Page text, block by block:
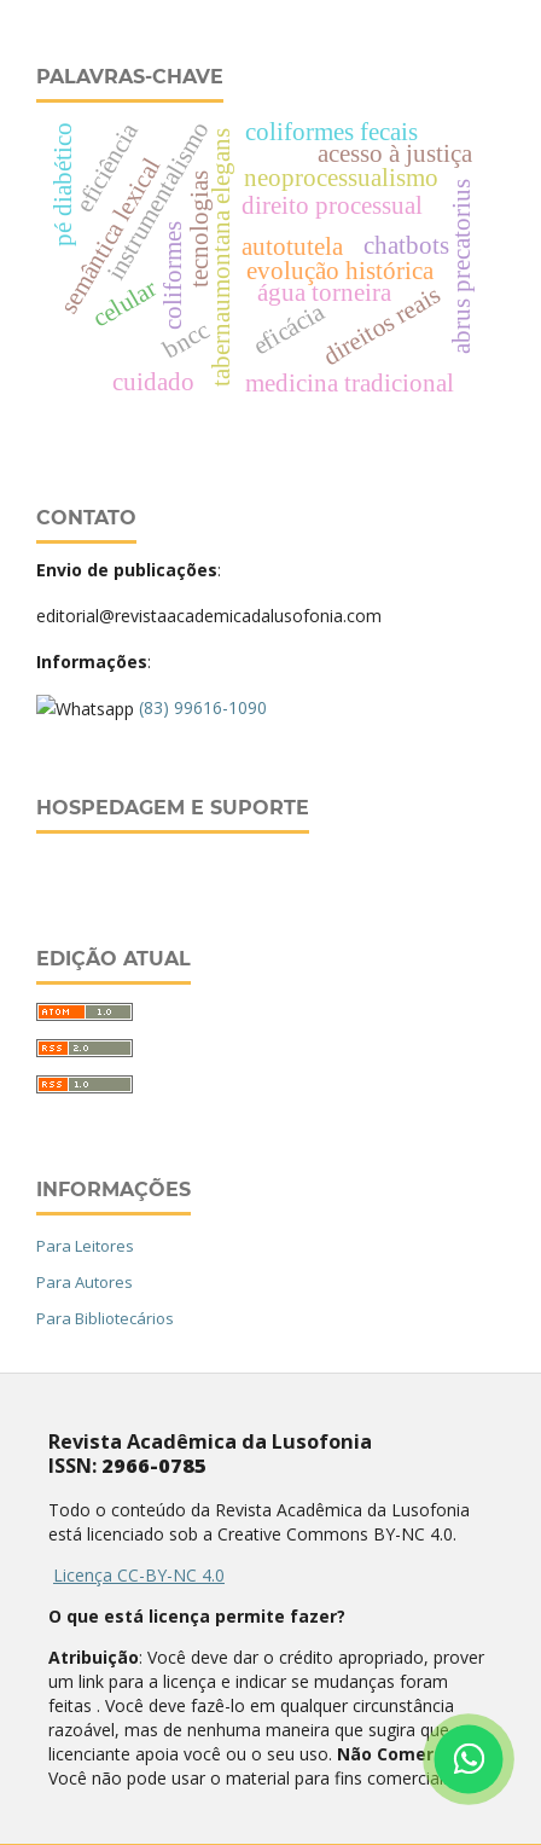
PALAVRAS-CHAVE
tecnologiastabernaumontana elegans direito processual
evolução histórica
autotutela
instrumentalismo neoprocessualismo
acesso à justiça
água torneira
coliformes
coliformes fecais
abrus precatorius
medicina tradicional
semântica lexical
bncc
celular
eficiência
direitos reais
eficácia
chatbots
cuidado
pé diabético
CONTATO
Envio de publicações:
editorial@revistaacademicadalusofonia.com
Informações:
(83) 99616-1090
HOSPEDAGEM E SUPORTE
EDIÇÃO ATUAL
INFORMAÇÕES
Para Leitores
Para Autores
Para Bibliotecários
Revista Acadêmica da Lusofonia
ISSN: 2966-0785
Todo o conteúdo da Revista Acadêmica da Lusofonia
está licenciado sob a Creative Commons BY-NC 4.0.
Licença CC-BY-NC 4.0
O que está licença permite fazer?
Atribuição: Você deve dar o crédito apropriado, prover
um link para a licença e indicar se mudanças foram
feitas . Você deve fazê-lo em qualquer circunstância
razoável, mas de nenhuma maneira que sugira que o
licenciante apoia você ou o seu uso. Não Comercial:
Você não pode usar o material para fins comerciais.